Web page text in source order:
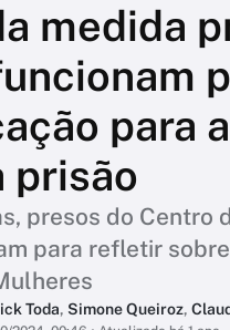
medida
para
prisão
presos do Centro
para refletir
Toda, Simone Queiroz,